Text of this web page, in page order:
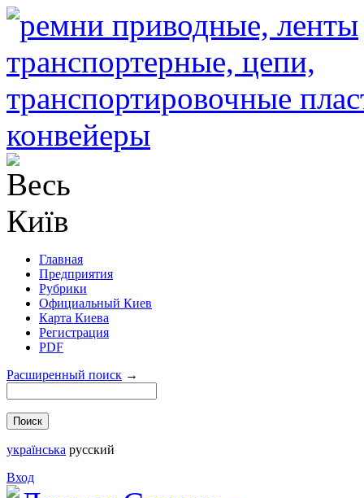
Главная
Предприятия
Рубрики
Официальный Киев
Карта Киева
Регистрация
PDF
Расширенный поиск →
українська русский
Вход